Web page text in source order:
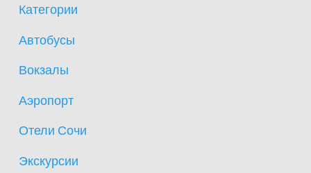
Категории
Автобусы
Вокзалы
Аэропорт
Отели Сочи
Экскурсии